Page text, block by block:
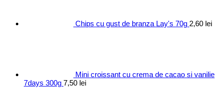
Chips cu gust de branza Lay's 70g 2,60 lei
Mini croissant cu crema de cacao si vanilie
7days 300g 7,50 lei